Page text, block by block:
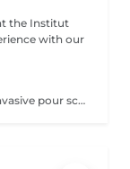
the Institut
with our
Découvrez une approche innovante et non invasive pour sculpter votre silhouette, alliant la puissance de l'ultra son à la technologie avancée du Wonder Axon. Cette synergie unique agit en profondeur pour : Défibroser les cellulites indurées : Les ondes ultrasonores ciblent les nodules fibreux, brisant les tissus durcis et libérant les graisses emprisonnées. Brûler les graisses libérées : Le Wonder Axon active la lipolyse et stimule le drainage lymphatique, éliminant naturellement les toxines et les lipides. Sculpter une musculature harmonieuse : Les impulsions électrostimulantes du Wonder Axon tonifient les muscles en douceur, pour une silhouette ferme et équilibrée. Booster le métabolisme de base : En stimulant la microcirculation et l'activité cellulaire, cette combinaison relance la combustion des calories même au repos.